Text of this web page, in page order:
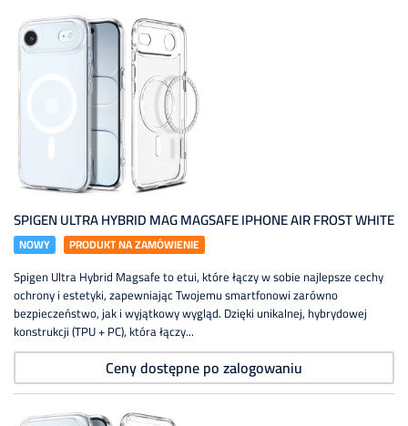
SPIGEN ULTRA HYBRID MAG MAGSAFE IPHONE AIR FROST WHITE
NOWY PRODUKT NA ZAMÓWIENIE
Spigen Ultra Hybrid Magsafe to etui, które łączy w sobie najlepsze cechy
ochrony i estetyki, zapewniając Twojemu smartfonowi zarówno
bezpieczeństwo, jak i wyjątkowy wygląd. Dzięki unikalnej, hybrydowej
konstrukcji (TPU + PC), która łączy...
Ceny dostępne po zalogowaniu